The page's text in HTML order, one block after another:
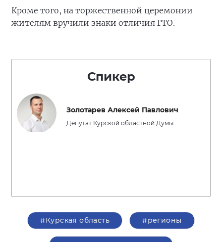
Кроме того, на торжественной церемонии
жителям вручили знаки отличия ГТО.
Спикер
Золотарев Алексей Павлович
Депутат Курской областной Думы
#Курская область #регионы